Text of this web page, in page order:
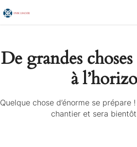
De grandes
à
Quelque chose d’énorme se
chantier et sera